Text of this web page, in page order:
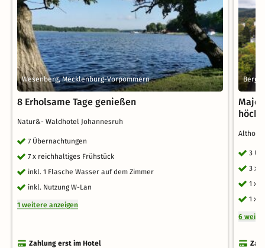
Wesenberg, Mecklenburg-Vorpommern
8 Erholsame Tage genießen
Natur&- Waldhotel Johannesruh
7 Übernachtungen
7 x reichhaltiges Frühstück
inkl. 1 Flasche Wasser auf dem Zimmer
inkl. Nutzung W-Lan
1 weitere anzeigen
Zahlung erst im Hotel
Althoff
3
3 x
1 x
1 x
6